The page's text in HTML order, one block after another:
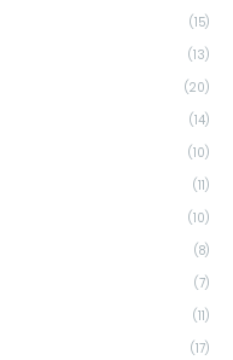
(15)
(13)
(20)
(14)
(10)
(11)
(10)
(8)
(7)
(11)
(17)